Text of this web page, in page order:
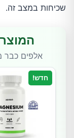
שכיחות במצב זה.
אלפים כבר
חדש!